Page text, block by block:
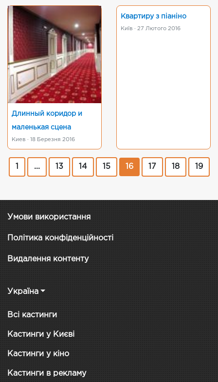
Длинный коридор и
маленькая сцена
Киев · 18 Березня 2016
Квартиру з піаніно
Київ · 27 Лютого 2016
... 13 14 15 16 17 18 19
Умови використання
Політика конфіденційності
Видалення контенту
Україна
Всі кастинги
Кастинги у Києві
Кастинги у кіно
Кастинги в рекламу